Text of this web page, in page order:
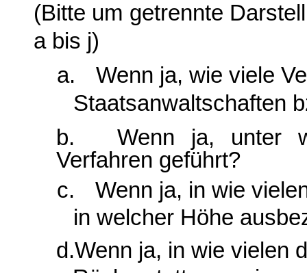
(Bitte um getrennte
a bis j)
a.
Wenn ja, wie viele
Staatsanwaltschaften
b.
Wenn ja, unter
Verfahren geführt?
c.
Wenn ja, in wie
in welcher Höhe
d.Wenn ja, in wie vielen